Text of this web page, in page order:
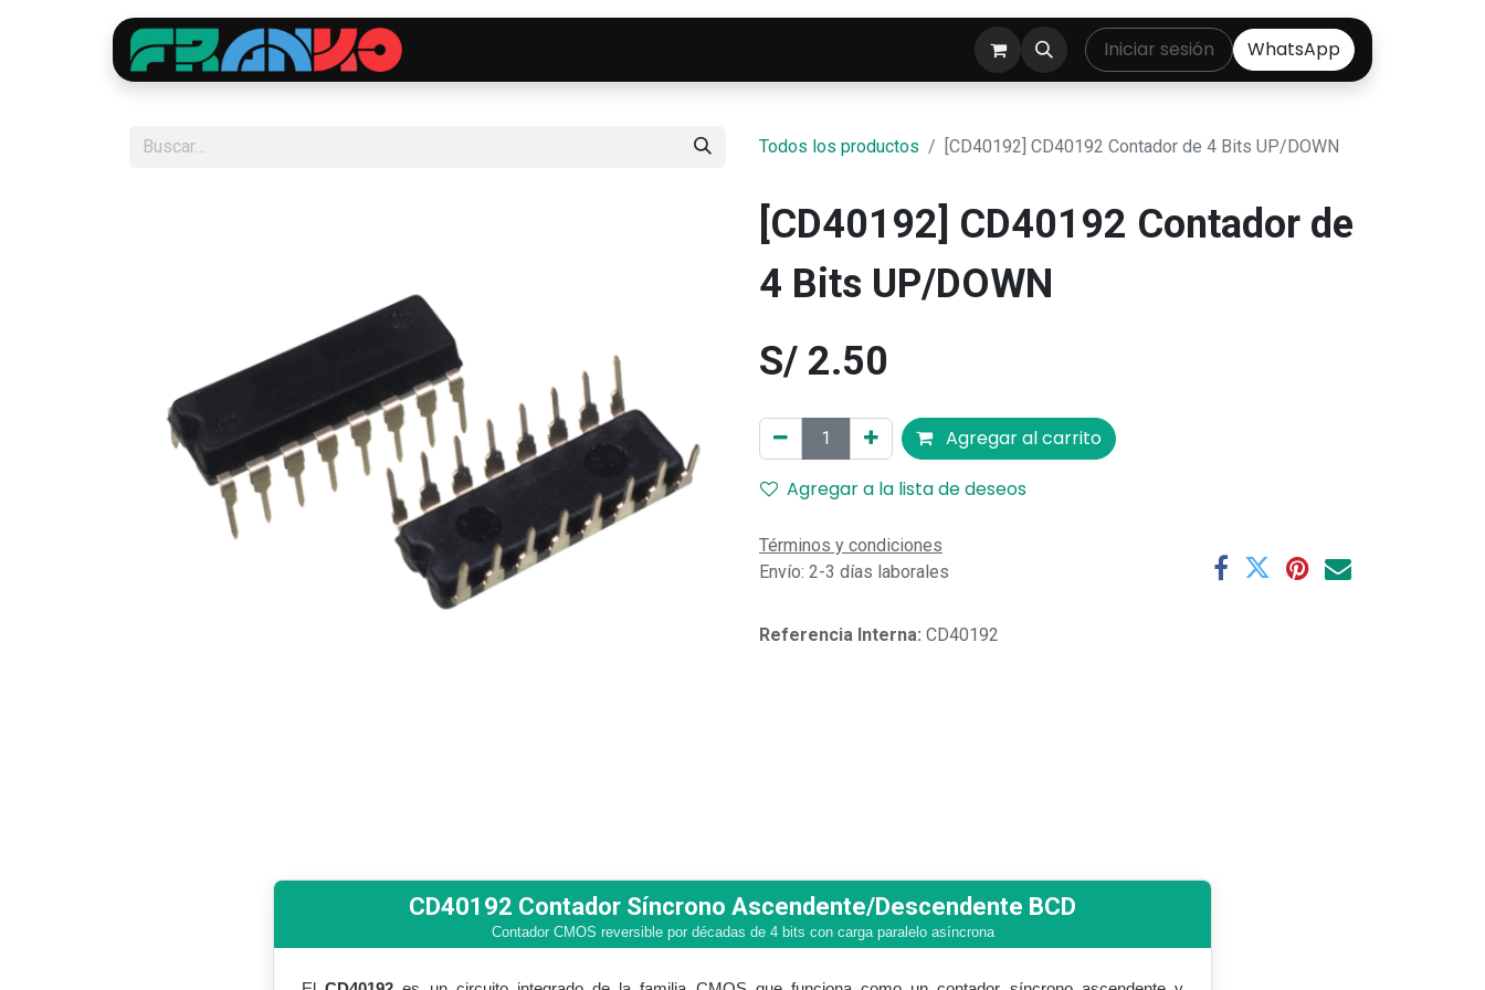
Contáctenos Iniciar sesión WhatsApp
Todos los productos [CD40192] CD40192 Contador de 4 Bits UP/DOWN
[CD40192] CD40192 Contador de
4 Bits UP/DOWN
S/ 2.50
Agregar al carrito
Agregar a la lista de deseos
Términos y condiciones
Envío: 2-3 días laborales
Referencia Interna: CD40192
CD40192 Contador Síncrono Ascendente/Descendente BCD
Contador CMOS reversible por décadas de 4 bits con carga paralelo asíncrona